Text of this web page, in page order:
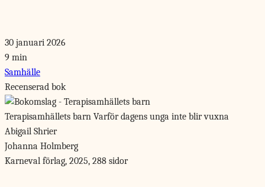
30 januari 2026
9 min
Samhälle
Recenserad bok
Terapisamhällets barn Varför dagens unga inte blir vuxna
Abigail Shrier
Johanna Holmberg
Karneval förlag, 2025, 288 sidor